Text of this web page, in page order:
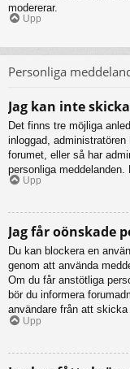
modererar.
Upp
Personliga
Jag kan inte
Det finns tre möjliga
inloggad,
forumet, eller så har
personliga meddelanden.
Upp
Jag får oönskade
Du kan blockera en
genom att använda
Om du får anstötliga
bör du informera
användare från att
Upp